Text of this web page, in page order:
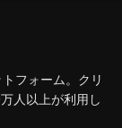
フォーム。クリ
人以上が利用し